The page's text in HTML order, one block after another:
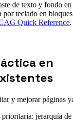
de texto y fondo
por teclado en
Quick Reference.
en
y mejorar páginas
jerarquía